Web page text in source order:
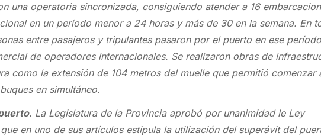
una operatoria sincronizada, consiguiendo atender a 16
en un período menor a 24 horas y más de 30 en la semana. En
entre pasajeros y tripulantes pasaron por el puerto en ese
de operadores internacionales. Se realizaron obras de
como la extensión de 104 metros del muelle que permitió comenzar
en simultáneo.
. La Legislatura de la Provincia aprobó por unanimidad le Ley
en uno de sus artículos estipula la utilización del superávit del